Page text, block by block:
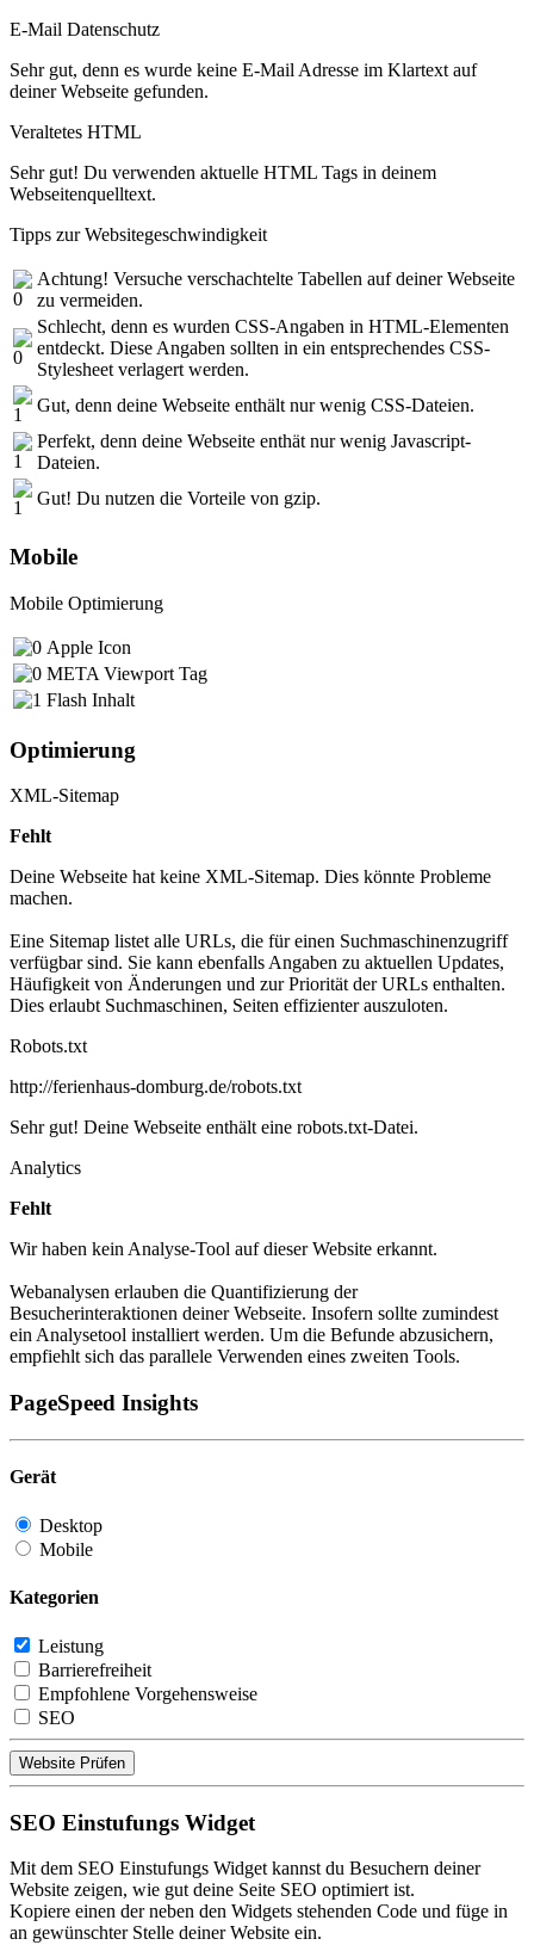
E-Mail Datenschutz
Sehr gut, denn es wurde keine E-Mail Adresse im Klartext auf
deiner Webseite gefunden.
Veraltetes HTML
Sehr gut! Du verwenden aktuelle HTML Tags in deinem
Webseitenquelltext.
Tipps zur Websitegeschwindigkeit
Achtung! Versuche verschachtelte Tabellen auf deiner Webseite
zu vermeiden.
Schlecht, denn es wurden CSS-Angaben in HTML-Elementen
entdeckt. Diese Angaben sollten in ein entsprechendes CSS-
Stylesheet verlagert werden.
Gut, denn deine Webseite enthält nur wenig CSS-Dateien.
Perfekt, denn deine Webseite enthät nur wenig Javascript-
Dateien.
Gut! Du nutzen die Vorteile von gzip.
Mobile
Mobile Optimierung
Apple Icon
META Viewport Tag
Flash Inhalt
Optimierung
XML-Sitemap
Fehlt
Deine Webseite hat keine XML-Sitemap. Dies könnte Probleme
machen.
Eine Sitemap listet alle URLs, die für einen Suchmaschinenzugriff
verfügbar sind. Sie kann ebenfalls Angaben zu aktuellen Updates,
Häufigkeit von Änderungen und zur Priorität der URLs enthalten.
Dies erlaubt Suchmaschinen, Seiten effizienter auszuloten.
Robots.txt
http://ferienhaus-domburg.de/robots.txt
Sehr gut! Deine Webseite enthält eine robots.txt-Datei.
Analytics
Fehlt
Wir haben kein Analyse-Tool auf dieser Website erkannt.
Webanalysen erlauben die Quantifizierung der
Besucherinteraktionen deiner Webseite. Insofern sollte zumindest
ein Analysetool installiert werden. Um die Befunde abzusichern,
empfiehlt sich das parallele Verwenden eines zweiten Tools.
PageSpeed Insights
Gerät
Desktop
Mobile
Kategorien
Leistung
Barrierefreiheit
Empfohlene Vorgehensweise
SEO
Website Prüfen
SEO Einstufungs Widget
Mit dem SEO Einstufungs Widget kannst du Besuchern deiner
Website zeigen, wie gut deine Seite SEO optimiert ist.
Kopiere einen der neben den Widgets stehenden Code und füge in
an gewünschter Stelle deiner Website ein.